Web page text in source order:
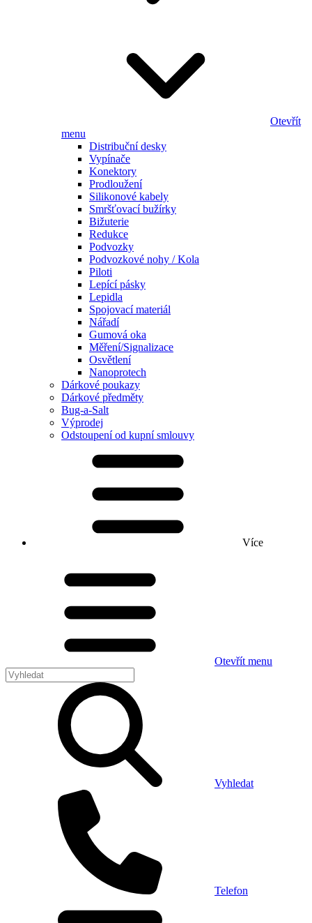
Otevřít
menu
Distribuční desky
Vypínače
Konektory
Prodloužení
Silikonové kabely
Smršťovací bužírky
Bižuterie
Redukce
Podvozky
Podvozkové nohy / Kola
Piloti
Lepící pásky
Lepidla
Spojovací materiál
Nářadí
Gumová oka
Měření/Signalizace
Osvětlení
Nanoprotech
Dárkové poukazy
Dárkové předměty
Bug-a-Salt
Výprodej
Odstoupení od kupní smlouvy
Více
Otevřít menu
Vyhledat
Telefon